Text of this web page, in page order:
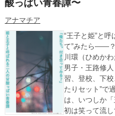
酸っぱい青春譚〜
アナマチア
“王子と姫”と
て”みたら――？ とある私立高校にスポーツ推薦で入学した姫
川環（ひめか
男子・王路修人
習、登校、下
たりセット”で過ぎていった
は、いつしか「
初は笑って流し